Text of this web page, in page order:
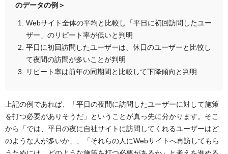
のデータの例＞
Webサイト全体の平均と比較し「平日に初回訪問したユー
ザー」のリピート率が低いと判明
平日に初回訪問したユーザーは、休日のユーザーと比較し
て夜間の訪問が多いことが判明
リピート率は前年の同期間と比較して下降傾向と判明
上記の例であれば、「平日の夜間に訪問したユーザーに対して施策
を打つ必要がありそうだ」ということが真っ先に分かります。そこ
から「では、平日の夜に自社サイトに訪問してくれるユーザーはど
のような人が多いか」、「それらの人にWebサイトへ再訪してもら